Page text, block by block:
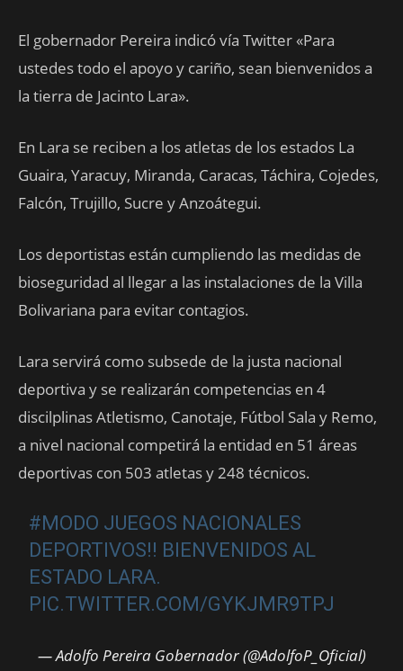
El gobernador Pereira indicó vía Twitter «Para
ustedes todo el apoyo y cariño, sean bienvenidos a
la tierra de Jacinto Lara».
En Lara se reciben a los atletas de los estados La
Guaira, Yaracuy, Miranda, Caracas, Táchira, Cojedes,
Falcón, Trujillo, Sucre y Anzoátegui.
Los deportistas están cumpliendo las medidas de
bioseguridad al llegar a las instalaciones de la Villa
Bolivariana para evitar contagios.
Lara servirá como subsede de la justa nacional
deportiva y se realizarán competencias en 4
discilplinas Atletismo, Canotaje, Fútbol Sala y Remo,
a nivel nacional competirá la entidad en 51 áreas
deportivas con 503 atletas y 248 técnicos.
#MODO JUEGOS NACIONALES
DEPORTIVOS!! BIENVENIDOS AL
ESTADO LARA.
PIC.TWITTER.COM/GYKJMR9TPJ
— Adolfo Pereira Gobernador (@AdolfoP_Oficial)